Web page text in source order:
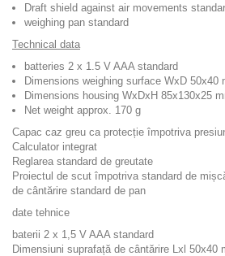
Draft shield against air movements
weighing pan standard
Technical data
batteries 2 x 1.5 V AAA standard
Dimensions weighing surface WxD 50x40
Dimensions housing WxDxH 85x130x25
Net weight approx. 170 g
Capac caz greu ca protecție împotriva
Calculator integrat
Reglarea standard de greutate
Proiectul de scut împotriva standard de
de cântărire standard de pan
date tehnice
baterii 2 x 1,5 V AAA standard
Dimensiuni suprafață de cântărire Lxl 50x40